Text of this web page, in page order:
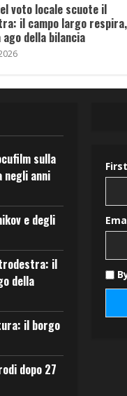
voto locale scuote il
il campo largo
della bilancia
sulla
anni
e degli
il
della
il borgo
dopo 27